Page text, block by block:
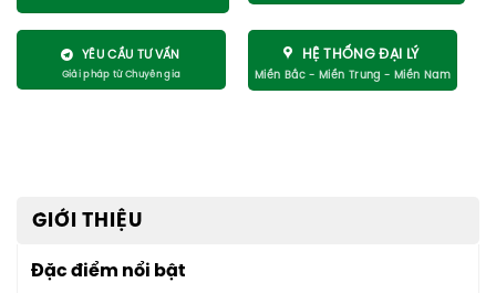
YÊU CẦU TƯ VẤN HỆ THỐNG ĐẠI LÝ
GIỚI THIỆU
Đặc điểm nổi bật